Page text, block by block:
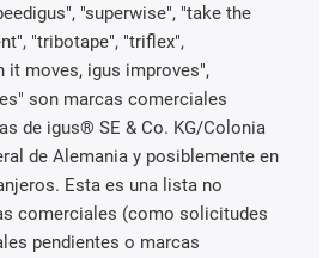
"superwise", "take the
"tribotape", "triflex",
it moves, igus improves",
son marcas comerciales
de igus® SE & Co. KG/Colonia
de Alemania y posiblemente en
Esta es una lista no
comerciales (como solicitudes
pendientes o marcas